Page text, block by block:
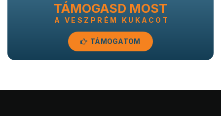
TÁMOGASD MOST
A VESZPRÉM KUKACOT
TÁMOGATOM